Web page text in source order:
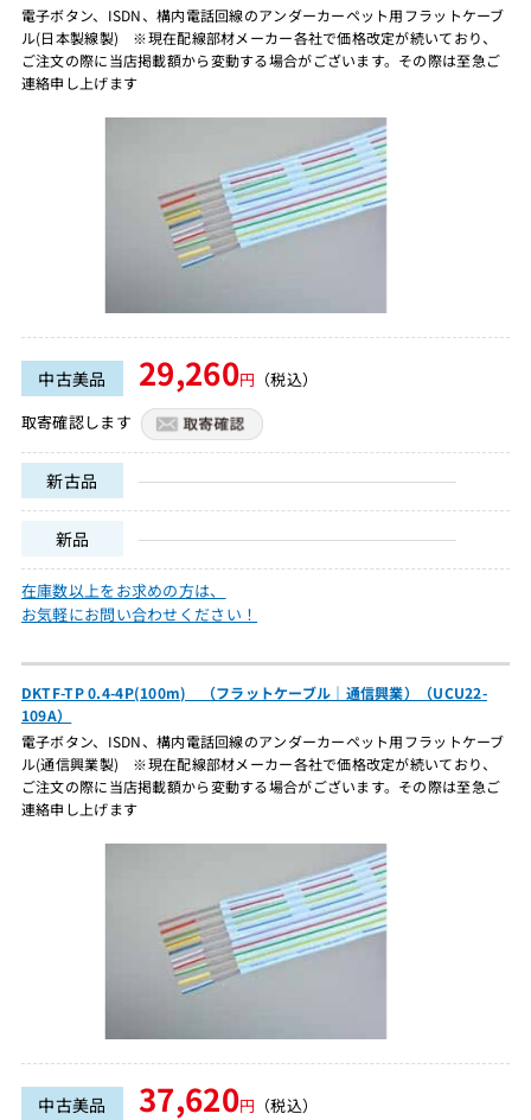
電子ボタン、ISDN、構内電話回線のアンダーカーペット用フラットケーブ
ル(日本製線製) ※現在配線部材メーカー各社で価格改定が続いており、
ご注文の際に当店掲載額から変動する場合がございます。その際は至急ご
連絡申し上げます
中古美品 29,260円 （税込）
取寄確認します
新古品
新品
在庫数以上をお求めの方は、
お気軽にお問い合わせください！
DKTF-TP 0.4-4P(100m) （フラットケーブル｜通信興業）（UCU22-
109A）
電子ボタン、ISDN、構内電話回線のアンダーカーペット用フラットケーブ
ル(通信興業製) ※現在配線部材メーカー各社で価格改定が続いており、
ご注文の際に当店掲載額から変動する場合がございます。その際は至急ご
連絡申し上げます
中古美品 37,620円 （税込）